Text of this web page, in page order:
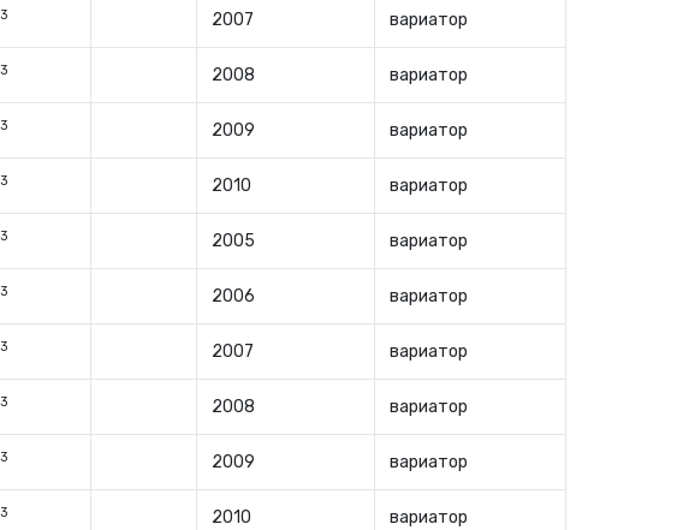
3 2007 вариатор
3 2008 вариатор
3 2009 вариатор
3 2010 вариатор
3 2005 вариатор
3 2006 вариатор
3 2007 вариатор
3 2008 вариатор
3 2009 вариатор
3 2010 вариатор